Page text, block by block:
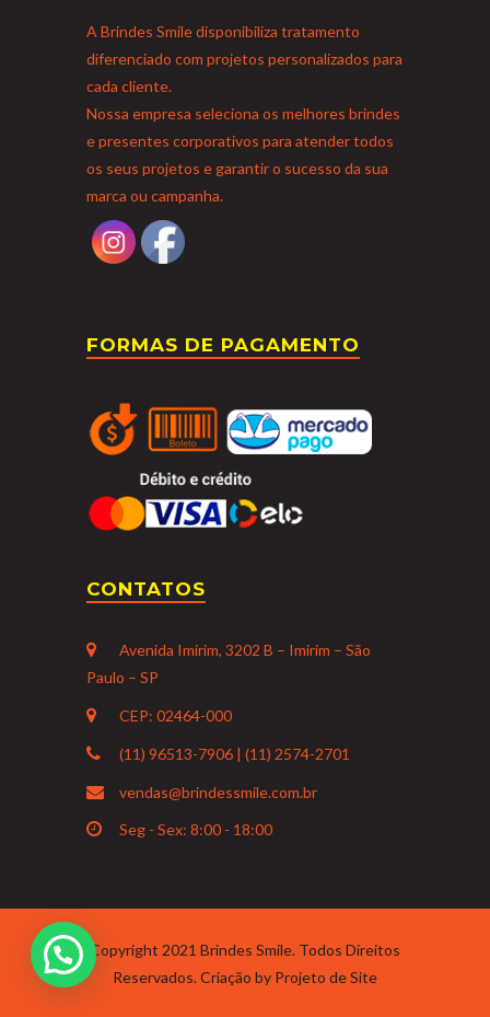
A Brindes Smile disponibiliza tratamento
diferenciado com projetos personalizados para
cada cliente.
Nossa empresa seleciona os melhores brindes
e presentes corporativos para atender todos
os seus projetos e garantir o sucesso da sua
marca ou campanha.
FORMAS DE PAGAMENTO
CONTATOS
Avenida Imirim, 3202 B – Imirim – São
Paulo – SP
CEP: 02464-000
(11) 96513-7906 | (11) 2574-2701
vendas@brindessmile.com.br
Seg - Sex: 8:00 - 18:00
Copyright 2021 Brindes Smile. Todos Direitos
Reservados. Criação by Projeto de Site